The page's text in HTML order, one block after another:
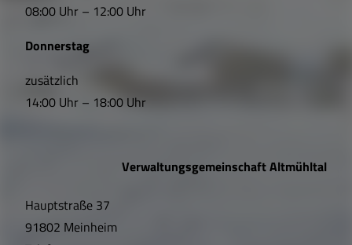
n
k
s
f
08:00 Uhr – 12:00 Uhr
Donnerstag
zusätzlich
14:00 Uhr – 18:00 Uhr
Verwaltungsgemeinschaft Altmühltal
Hauptstraße 37
91802 Meinheim